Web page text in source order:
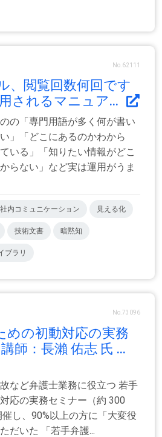
No.62111
、閲覧回数何回です
されるマニュア...
の「専門用語が多く何が書い
」「どこにあるのかわから
いる」「知りたい情報がどこ
らない」など実は運用がうま
社内コミュニケーション 見える化
技術文書 暗黙知
ブラリ
No.73096
めの初動対応の実務
師：長瀨 佑志 氏 ...
など弁護士業務に役立つ 若手
応の実務セミナー（約 300
し、90%以上の方に「大変役
だいた 「若手弁護...